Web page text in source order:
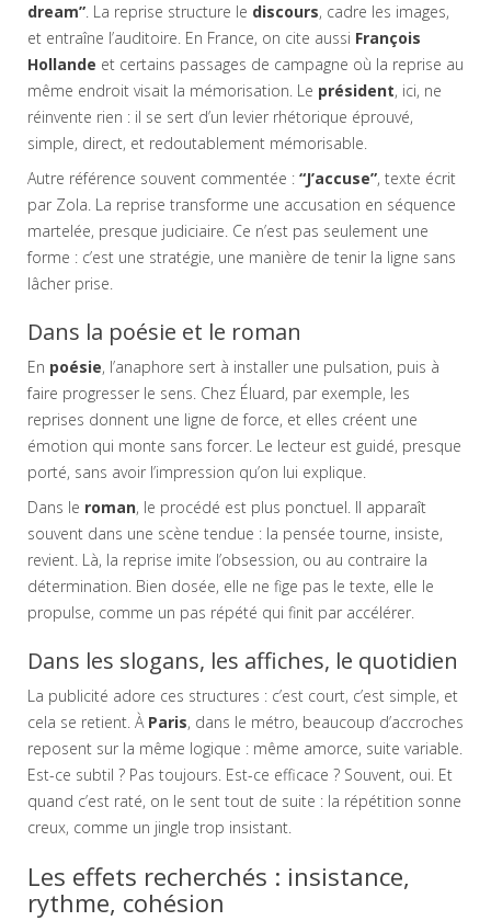
dream”. La reprise structure le discours, cadre les images,
et entraîne l’auditoire. En France, on cite aussi François
Hollande et certains passages de campagne où la reprise au
même endroit visait la mémorisation. Le président, ici, ne
réinvente rien : il se sert d’un levier rhétorique éprouvé,
simple, direct, et redoutablement mémorisable.
Autre référence souvent commentée : “J’accuse”, texte écrit
par Zola. La reprise transforme une accusation en séquence
martelée, presque judiciaire. Ce n’est pas seulement une
forme : c’est une stratégie, une manière de tenir la ligne sans
lâcher prise.
Dans la poésie et le roman
En poésie, l’anaphore sert à installer une pulsation, puis à
faire progresser le sens. Chez Éluard, par exemple, les
reprises donnent une ligne de force, et elles créent une
émotion qui monte sans forcer. Le lecteur est guidé, presque
porté, sans avoir l’impression qu’on lui explique.
Dans le roman, le procédé est plus ponctuel. Il apparaît
souvent dans une scène tendue : la pensée tourne, insiste,
revient. Là, la reprise imite l’obsession, ou au contraire la
détermination. Bien dosée, elle ne fige pas le texte, elle le
propulse, comme un pas répété qui finit par accélérer.
Dans les slogans, les affiches, le quotidien
La publicité adore ces structures : c’est court, c’est simple, et
cela se retient. À Paris, dans le métro, beaucoup d’accroches
reposent sur la même logique : même amorce, suite variable.
Est-ce subtil ? Pas toujours. Est-ce efficace ? Souvent, oui. Et
quand c’est raté, on le sent tout de suite : la répétition sonne
creux, comme un jingle trop insistant.
Les effets recherchés : insistance,
rythme, cohésion